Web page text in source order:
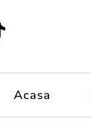
Acasa